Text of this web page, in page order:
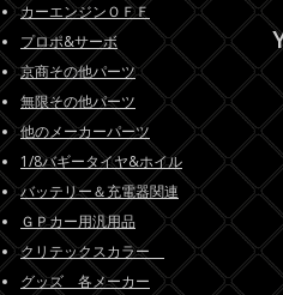
カーエンジンＯＦＦ
プロポ&サーボ
京商その他パーツ
無限その他パーツ
他のメーカーパーツ
1/8バギータイヤ&ホイル
バッテリー＆充電器関連
ＧＰカー用汎用品
クリテックスカラー
グッズ 各メーカー